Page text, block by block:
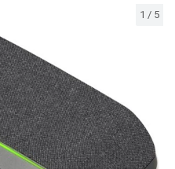
1 / 5